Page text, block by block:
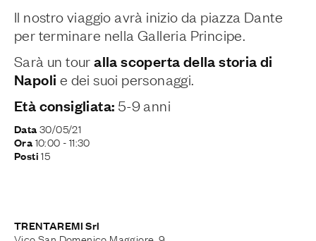
Il nostro viaggio avrà inizio da piazza Dante
per terminare nella Galleria Principe.
Sarà un touralla scoperta della storia di
Napoli e dei suoi personaggi.
Età consigliata: 5-9 anni
Data30/05/21
Ora10:00 - 11:30
Posti15
TRENTAREMI Srl